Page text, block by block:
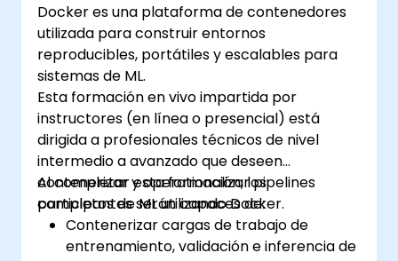
Docker es una plataforma de contenedores
utilizada para construir entornos
reproducibles, portátiles y escalables para
sistemas de ML.
Esta formación en vivo impartida por
instructores (en línea o presencial) está
dirigida a profesionales técnicos de nivel
intermedio a avanzado que deseen
contenerizar y operationalizar pipelines
completos de ML utilizando Docker.
Al completar esta formación, los
participantes serán capaces de:
Contenerizar cargas de trabajo de
entrenamiento, validación e inferencia de